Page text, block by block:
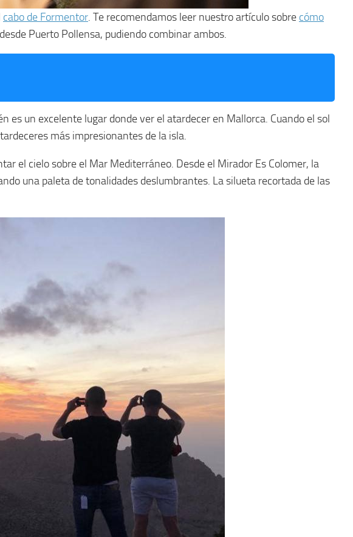
cabo de Formentor. Te recomendamos leer nuestro artículo sobre cómo
Puerto Pollensa, pudiendo combinar ambos.
es un excelente lugar donde ver el atardecer en Mallorca. Cuando el sol
más impresionantes de la isla.
el cielo sobre el Mar Mediterráneo. Desde el Mirador Es Colomer, la
una paleta de tonalidades deslumbrantes. La silueta recortada de las